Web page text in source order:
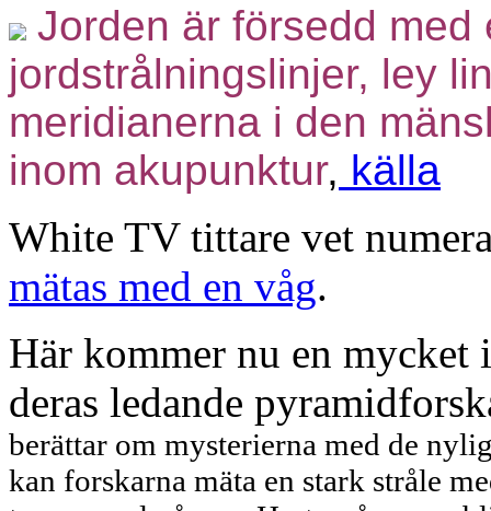
Jorden är försedd med
jordstrålningslinjer, ley
meridianerna i den
inom akupunktur, källa
White TV tittare vet
mätas med en våg.
Här kommer nu en mycket
deras ledande
berättar om mysterierna med de
kan forskarna mäta en stark stråle